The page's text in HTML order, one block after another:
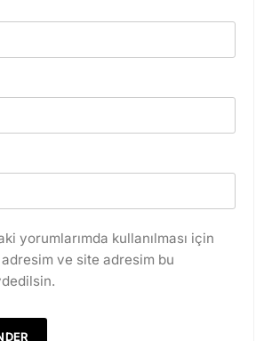
yorumlarımda kullanılması için
ve site adresim bu